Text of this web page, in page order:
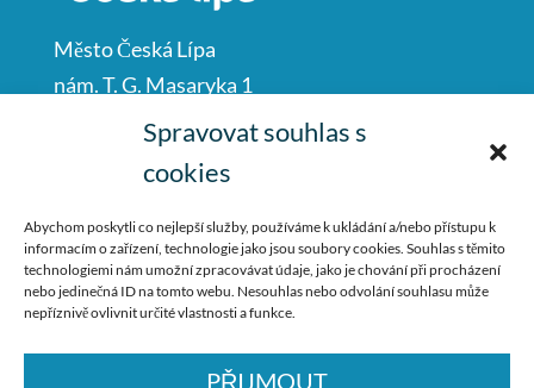
Spravovat souhlas s
cookies
Abychom poskytli co nejlepší služby, používáme k ukládání a/nebo přístupu k
informacím o zařízení, technologie jako jsou soubory cookies. Souhlas s těmito
technologiemi nám umožní zpracovávat údaje, jako je chování při procházení
nebo jedinečná ID na tomto webu. Nesouhlas nebo odvolání souhlasu může
nepříznivě ovlivnit určité vlastnosti a funkce.
PŘIJMOUT
Město Česká Lípa
nám. T. G. Masaryka 1
Česká Lípa
487 881 111
podatelna@mucl.cz